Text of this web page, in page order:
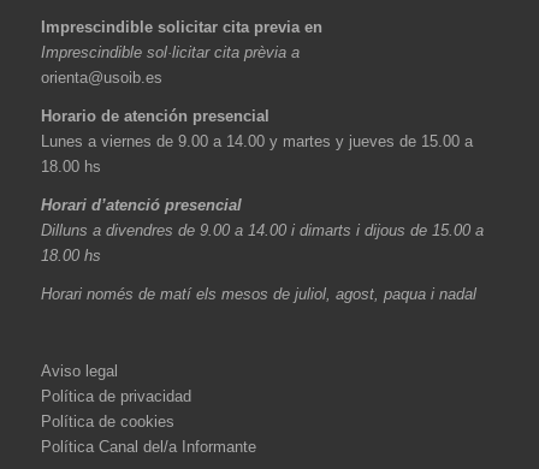
Imprescindible solicitar cita previa en
Imprescindible sol·licitar cita prèvia a
orienta@usoib.es
Horario de atención presencial
Lunes a viernes de 9.00 a 14.00 y martes y jueves de 15.00 a
18.00 hs
Horari d’atenció presencial
Dilluns a divendres de 9.00 a 14.00 i dimarts i dijous de 15.00 a
18.00 hs
Horari només de matí els mesos de juliol, agost, paqua i nadal
Aviso legal
Política de privacidad
Política de cookies
Política Canal del/a Informante